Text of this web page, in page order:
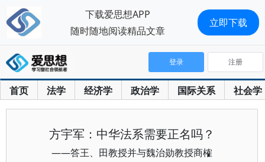
首页 法学 经济学 政治学 国际关系 社会学
登录 注册
方宇军：中华法系需要正名吗？
——答王、田教授并与魏治勋教授商榷
下载爱思想APP
随时随地阅读精品文章
立即下载